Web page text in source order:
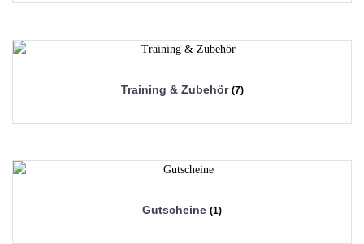
Training & Zubehör (7)
Gutscheine (1)